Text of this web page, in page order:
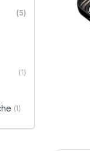
(5)
(1)
(1)